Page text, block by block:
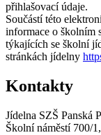
přihlašovací údaje.
Součástí této
informace o školním
týkajících se školní
stránkách jídelny
Kontakty
Jídelna SZŠ Panská
Školní náměstí 700/